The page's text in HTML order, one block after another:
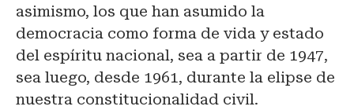
asimismo, los que han asumido la
democracia como forma de vida y estado
del espíritu nacional, sea a partir de 1947,
sea luego, desde 1961, durante la elipse de
nuestra constitucionalidad civil.